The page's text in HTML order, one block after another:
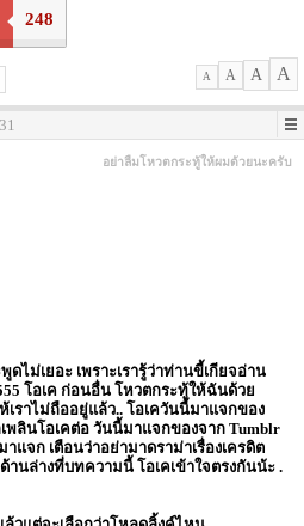
248
A A A A
อย่าลืมโหวตกระทู้ให้ผมด้วยนะครับ
ไม่เยอะ เพราะเรารู้ว่าท่านขี้เกียจอ่าน
โอเค ก่อนอื่น โหวตกระทู้ให้ฉันด้วย
เราไม่ถืออยู่แล้ว.. โอเควันนี้มาแจกของ
พลินโอเคต่อ วันนี้มาแจกของจาก Tumblr
แจก เตือนว่าอย่ามาดราม่าเรื่องเครดิต
นล่างที่บทความนี้ โอเคเข้าใจตรงกันน้ะ .